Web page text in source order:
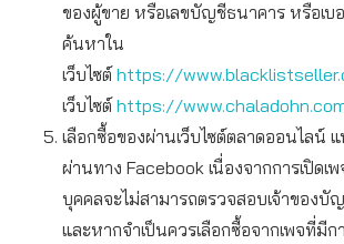
ของผู้ขาย หรือเลขบัญชีธนาคาร หรือเบ
ค้นหาใน
เว็บไซต์ https://
เว็บไซต์ https://
เลือกซื้อของผ่านเว็บไซต์ตลาดออนไลน์
ผ่านทาง Facebook เนื่องจากการเปิดเ
บุคคลจะไม่สามารถตรวจสอบเจ้าของบั
และหากจำเป็นควรเลือกซื้อจากเพจที่มี